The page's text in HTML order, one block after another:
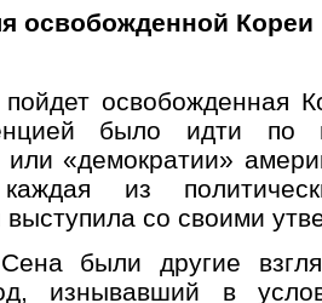
освобожденной Кореи
освобожденная
было идти по
или «демократии»
из
выступила со своими
были другие
изнывавший в